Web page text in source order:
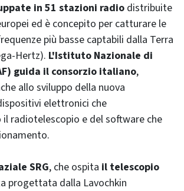
in 51 stazioni radio distribuite
ed è concepito per catturare le
più basse captabili dalla Terra
Hertz). L'Istituto Nazionale di
guida il consorzio italiano,
allo sviluppo della nuova
elettronici che
il radiotelescopio e del software che
SRG, che ospita il telescopio
progettata dalla Lavochkin